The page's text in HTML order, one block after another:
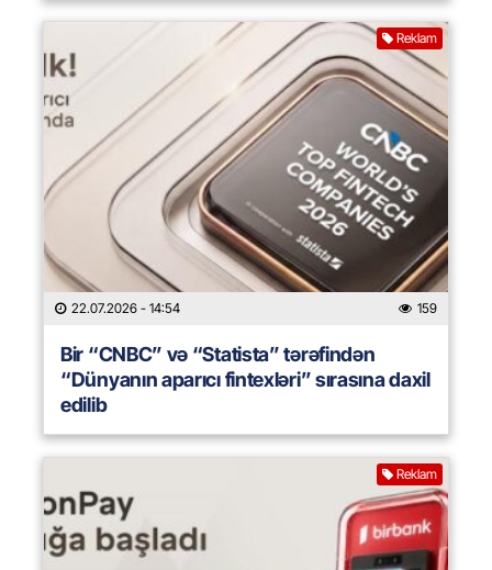
Reklam
22.07.2026 - 14:54 159
Bir “CNBC” və “Statista” tərəfindən
“Dünyanın aparıcı fintexləri” sırasına daxil
edilib
Reklam